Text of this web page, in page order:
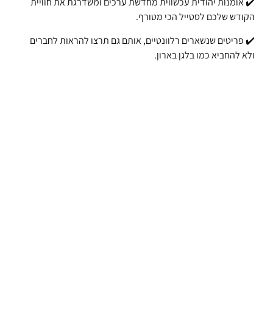
הקודש שלכם לסטייל הכי מטורף.
✔️ פריטים שנשארים רלוונטיים, אותם גם תרצו להראות לחברים
ולא להחביא כמו בלגן בארון.